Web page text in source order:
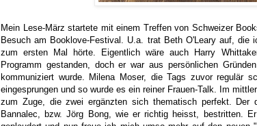
Mein Lese-März startete mit einem Treffen von Schweizer
Besuch am Booklove-Festival. U.a. trat Beth O'Leary auf, die
zum ersten Mal hörte. Eigentlich wäre auch Harry
Programm gestanden, doch er war aus persönlichen
kommuniziert wurde. Milena Moser, die Tags zuvor regulär
eingesprungen und so wurde es ein reiner Frauen-Talk. Im
zum Zuge, die zwei ergänzten sich thematisch perfekt. Der
Bannalec, bzw. Jörg Bong, wie er richtig heisst, bestritten.